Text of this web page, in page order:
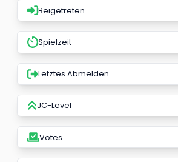
Beigetreten
Spielzeit
Letztes Abmelden
JC-Level
Votes